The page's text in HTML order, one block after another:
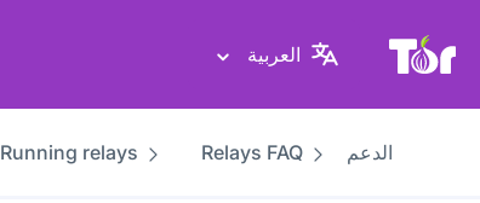
موقع Tor Project العربية
الدعم Relays FAQ
Running relays